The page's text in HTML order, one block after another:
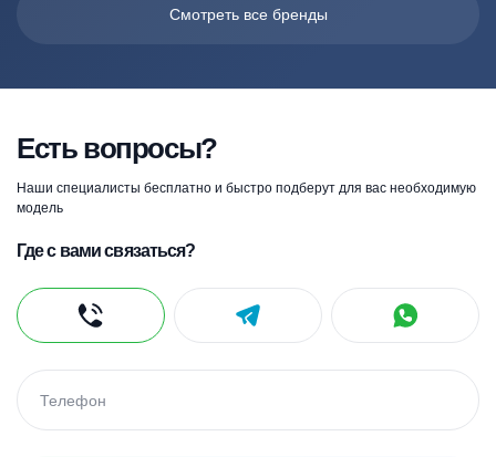
Смотреть все бренды
Есть вопросы?
Наши специалисты бесплатно и быстро подберут для вас необходимую
модель
Где с вами связаться?